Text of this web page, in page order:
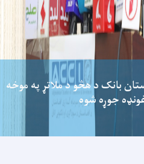
بانک د هڅو د ملاتړ په موخه
جوړه شوه